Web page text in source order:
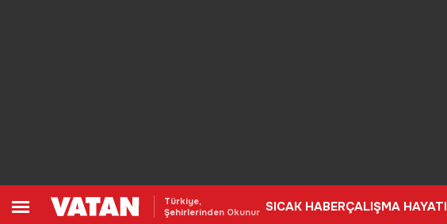
Türkiye,
Şehirlerinden Okunur SICAK HABERÇALIŞMA HAYATI